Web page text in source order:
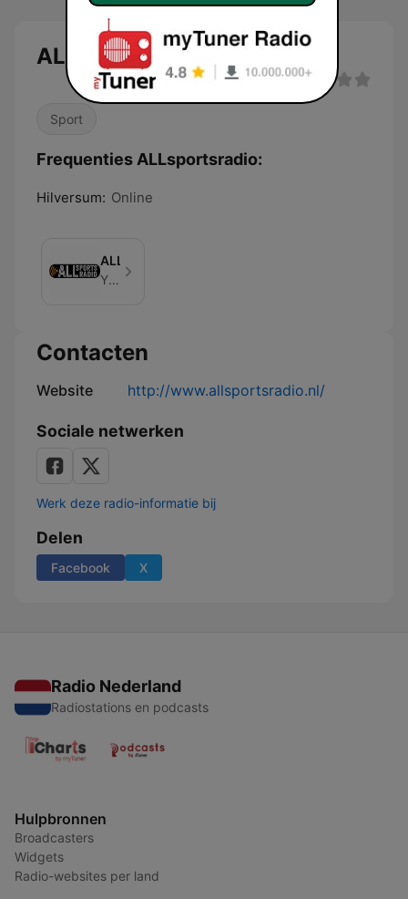
ALLsportsradio
Sport
Frequenties ALLsportsradio:
Hilversum: Online
ALLsportsradio
YPCA, De Radiofabriek
Contacten
Website http://www.allsportsradio.nl/
Sociale netwerken
Werk deze radio-informatie bij
Delen
Facebook X
Radio Nederland
Radiostations en podcasts
Hulpbronnen
Broadcasters
Widgets
Radio-websites per land